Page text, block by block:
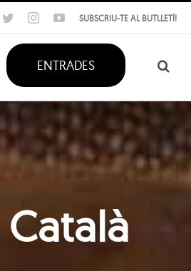
SUBSCRIU-TE AL BUTLLETÍ!
TwitterInstagramYouTube
ENTRADES